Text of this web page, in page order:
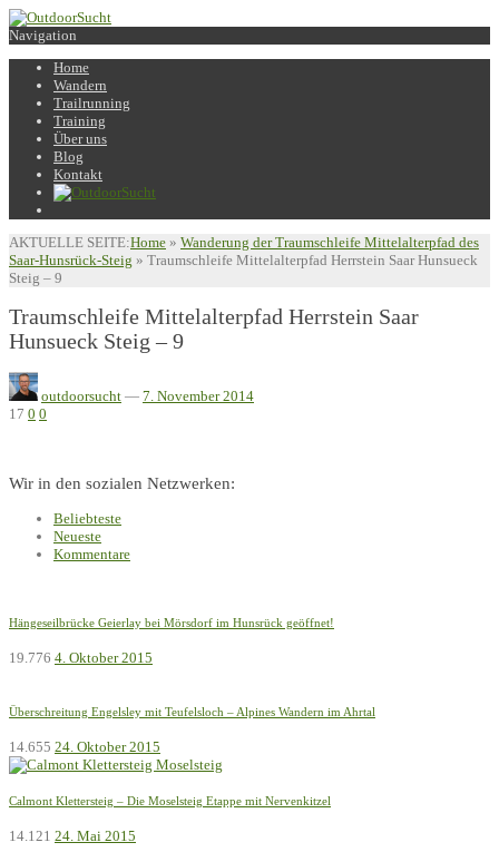
Navigation
Home
Wandern
Trailrunning
Training
Über uns
Blog
Kontakt
AKTUELLE SEITE:Home » Wanderung der Traumschleife Mittelalterpfad des
Saar-Hunsrück-Steig » Traumschleife Mittelalterpfad Herrstein Saar Hunsueck
Steig – 9
Traumschleife Mittelalterpfad Herrstein Saar
Hunsueck Steig – 9
outdoorsucht — 7. November 2014
17 0 0
Wir in den sozialen Netzwerken:
Beliebteste
Neueste
Kommentare
Hängeseilbrücke Geierlay bei Mörsdorf im Hunsrück geöffnet!
19.776 4. Oktober 2015
Überschreitung Engelsley mit Teufelsloch – Alpines Wandern im Ahrtal
14.655 24. Oktober 2015
Calmont Klettersteig – Die Moselsteig Etappe mit Nervenkitzel
14.121 24. Mai 2015